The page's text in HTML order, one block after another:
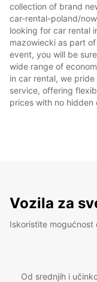
collection of brand
car-rental-poland/
looking for car rental
mazowiecki as part
event, you will be
wide range of
in car rental, we
service, offering
prices with no hidden
Vozila za
Iskoristite mogućnost
Od srednjih i